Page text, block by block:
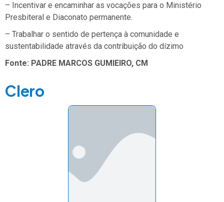
– Incentivar e encaminhar as vocações para o Ministério
Presbiteral e Diaconato permanente.
– Trabalhar o sentido de pertença à comunidade e
sustentabilidade através da contribuição do dízimo
Fonte: PADRE MARCOS GUMIEIRO, CM
Clero